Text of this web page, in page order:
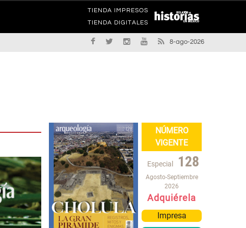
TIENDA IMPRESOS
TIENDA DIGITALES
8-ago-2026
NÚMERO
VIGENTE
Especial 128
Agosto-Septiembre
2026
Adquiérela
Impresa